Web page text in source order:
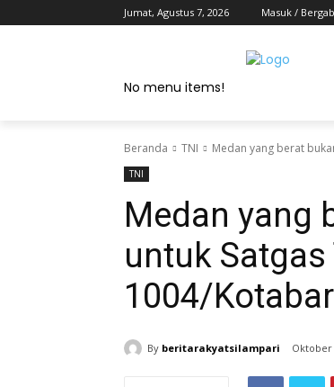
Jumat, Agustus 7, 2026 Masuk /
No menu items!
Beranda TNI Medan yang berat
TNI
Medan yang
untuk
1004/
By beritarakyatsilampari Oktober